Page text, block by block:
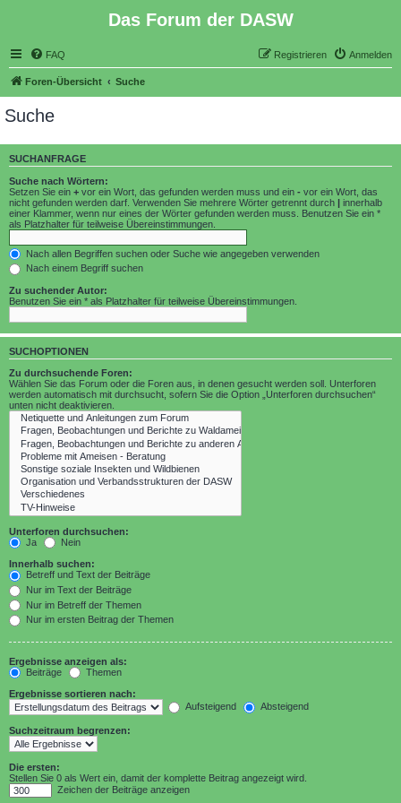
Das Forum der DASW
FAQ Anmelden
Registrieren
Foren-Übersicht Suche
Suche
SUCHANFRAGE
Suche nach Wörtern:
Setzen Sie ein + vor ein Wort, das gefunden werden muss und ein - vor ein Wort, das
nicht gefunden werden darf. Verwenden Sie mehrere Wörter getrennt durch | innerhalb
einer Klammer, wenn nur eines der Wörter gefunden werden muss. Benutzen Sie ein *
als Platzhalter für teilweise Übereinstimmungen.
Nach allen Begriffen suchen oder Suche wie angegeben verwenden
Nach einem Begriff suchen
Zu suchender Autor:
Benutzen Sie ein * als Platzhalter für teilweise Übereinstimmungen.
SUCHOPTIONEN
Zu durchsuchende Foren:
Wählen Sie das Forum oder die Foren aus, in denen gesucht werden soll. Unterforen
werden automatisch mit durchsucht, sofern Sie die Option „Unterforen durchsuchen“
unten nicht deaktivieren.
Unterforen durchsuchen:
Ja
Nein
Innerhalb suchen:
Betreff und Text der Beiträge
Nur im Text der Beiträge
Nur im Betreff der Themen
Nur im ersten Beitrag der Themen
Ergebnisse anzeigen als:
Beiträge
Themen
Ergebnisse sortieren nach:
Aufsteigend
Absteigend
Suchzeitraum begrenzen:
Die ersten:
Stellen Sie 0 als Wert ein, damit der komplette Beitrag angezeigt wird.
Zeichen der Beiträge anzeigen